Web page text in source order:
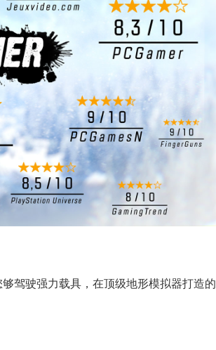
驾驶强力载具，在顶级地形模拟器打造的